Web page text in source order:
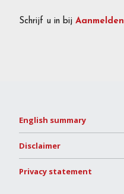
Schrijf u in bij Aanmelden
English summary
Disclaimer
Privacy statement